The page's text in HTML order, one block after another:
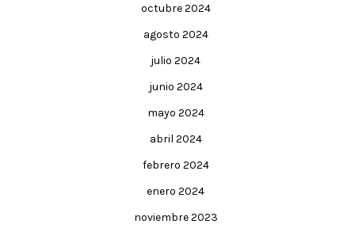
octubre 2024
agosto 2024
julio 2024
junio 2024
mayo 2024
abril 2024
febrero 2024
enero 2024
noviembre 2023